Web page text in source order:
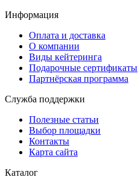
Информация
Оплата и доставка
О компании
Виды кейтеринга
Подарочные сертификаты
Партнёрская программа
Служба поддержки
Полезные статьи
Выбор площадки
Контакты
Карта сайта
Каталог